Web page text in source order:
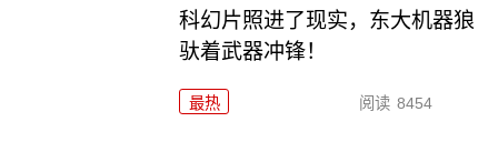
科幻片照进了现实，东大机器狼
驮着武器冲锋！
最热 阅读 8454